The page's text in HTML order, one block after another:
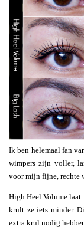
Ik ben helemaal fan
wimpers zijn voller,
voor mijn fijne, rechte
High Heel Volume
krult ze iets minder.
extra krul nodig